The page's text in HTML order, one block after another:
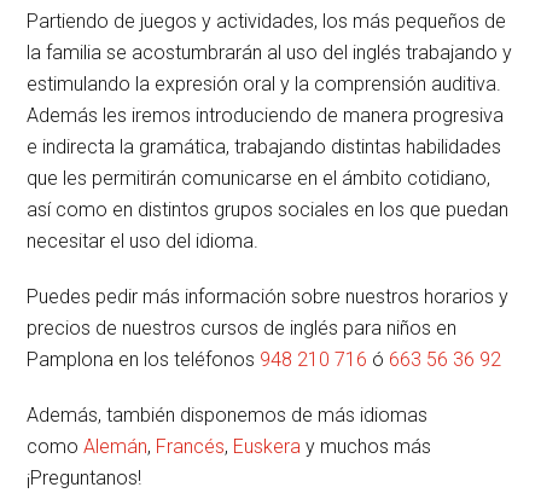
Partiendo de juegos y actividades, los más pequeños de
la familiase acostumbrarán al uso del inglés trabajando y
estimulando la expresión oral y la comprensión auditiva.
Además les iremos introduciendo de manera progresiva
e indirecta la gramática, trabajando distintas habilidades
que les permitirán comunicarse en el ámbito cotidiano,
así como en distintos grupos sociales en los que puedan
necesitar el uso del idioma.
Puedes pedir más información sobre nuestros horarios y
precios de nuestros cursos de inglés para niños en
Pamplona en los teléfonos 948 210 716 ó 663 56 36 92
Además, también disponemos de más idiomas
comoAlemán, Francés, Euskera y muchos más
¡Preguntanos!